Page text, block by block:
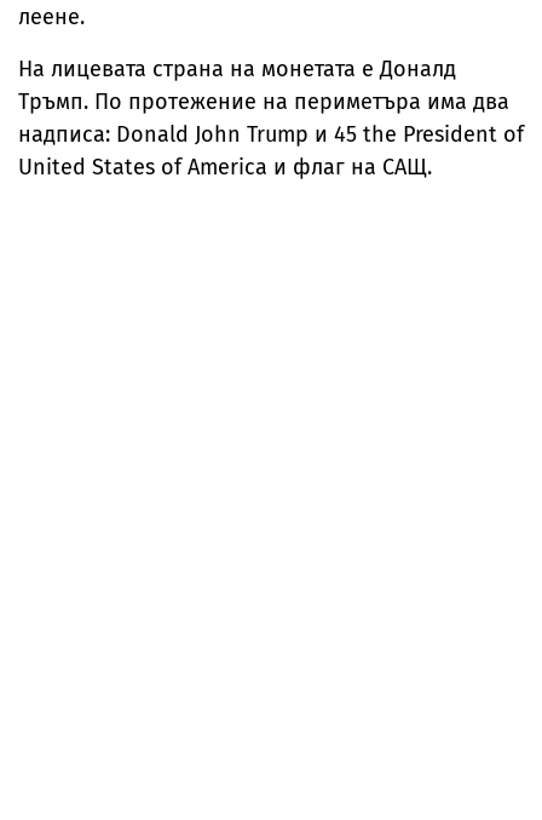
леене.
На лицевата страна на монетата е Доналд
Тръмп. По протежение на периметъра има два
надписа: Donald John Trump и 45 the President of
United States of America и флаг на САЩ.